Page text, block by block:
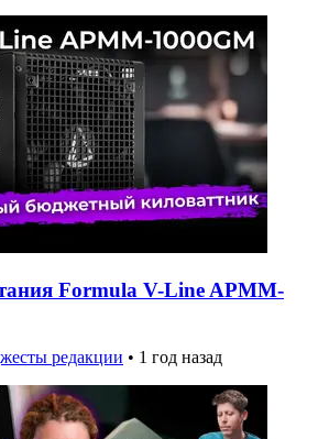
Formula V-Line APMM-
редакции • 1 год назад